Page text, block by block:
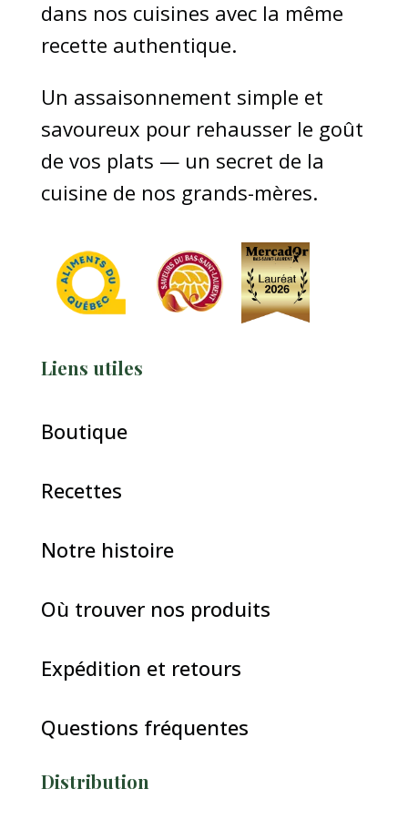
dans nos cuisines avec la même
recette authentique.
Un assaisonnement simple et
savoureux pour rehausser le goût
de vos plats — un secret de la
cuisine de nos grands-mères.
Liens utiles
Boutique
Recettes
Notre histoire
Où trouver nos produits
Expédition et retours
Questions fréquentes
Distribution